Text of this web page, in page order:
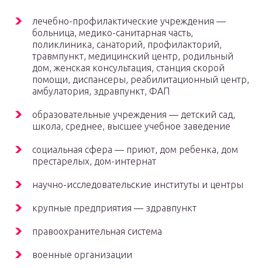
лечебно-профилактические учреждения —
больница, медико-санитарная часть,
поликлиника, санаторий, профилакторий,
травмпункт, медицинский центр, родильный
дом, женская консультация, станция скорой
помощи, диспансеры, реабилитационный центр,
амбулатория, здравпункт, ФАП
образовательные учреждения — детский сад,
школа, среднее, высшее учебное заведение
социальная сфера — приют, дом ребенка, дом
престарелых, дом-интернат
научно-исследовательские институты и центры
крупные предприятия — здравпункт
правоохранительная система
военные организации